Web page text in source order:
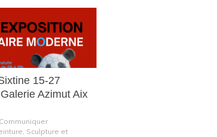
15-27
Azimut Aix
Sculpture et